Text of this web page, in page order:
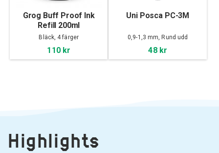
Grog Buff Proof Ink
Refill 200ml
Bläck, 4 färger
110 kr
Uni Posca PC-3M
0,9-1,3 mm, Rund udd
48 kr
Highlights